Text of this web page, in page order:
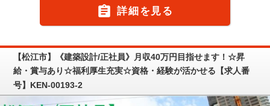
 詳細を見る
【松江市】《建築設計/正社員》月収40万円目指せます！☆昇
給・賞与あり☆福利厚生充実☆資格・経験が活かせる【求人番
号】KEN-00193-2